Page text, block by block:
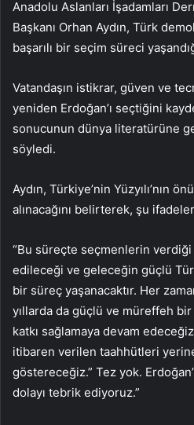
Anadolu Aslanları İşadamları
Başkanı Orhan Aydın, Türk
başarılı bir seçim süreci
Vatandaşın istikrar, güven ve
yeniden Erdoğan’ı seçtiğini
sonucunun dünya literatürüne
söyledi.
Aydın, Türkiye’nin Yüzyılı’nın
alınacağını belirterek, şu
“Bu süreçte seçmenlerin
edileceği ve geleceğin güçlü
bir süreç yaşanacaktır. Her
yıllarda da güçlü ve müreffeh
katkı sağlamaya devam
itibaren verilen taahhütleri
göstereceğiz.” Tez yok.
dolayı tebrik ediyoruz.”